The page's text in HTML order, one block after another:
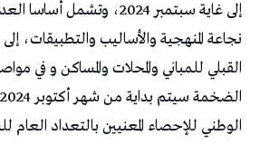
إلى غاية سبتمبر 2024،
نجاعة المنهجية والأساليب والتطبيقات،
القبلي للمباني والمحلات والمساكن و في
الوطني للإحصاء المعنيين بالتعداد